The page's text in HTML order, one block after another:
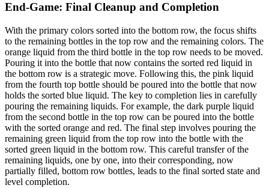
End-Game: Final Cleanup and Completion
With the primary colors sorted into the bottom row, the focus shifts
to the remaining bottles in the top row and the remaining colors. The
orange liquid from the third bottle in the top row needs to be moved.
Pouring it into the bottle that now contains the sorted red liquid in
the bottom row is a strategic move. Following this, the pink liquid
from the fourth top bottle should be poured into the bottle that now
holds the sorted blue liquid. The key to completion lies in carefully
pouring the remaining liquids. For example, the dark purple liquid
from the second bottle in the top row can be poured into the bottle
with the sorted orange and red. The final step involves pouring the
remaining green liquid from the top row into the bottle with the
sorted green liquid in the bottom row. This careful transfer of the
remaining liquids, one by one, into their corresponding, now
partially filled, bottom row bottles, leads to the final sorted state and
level completion.